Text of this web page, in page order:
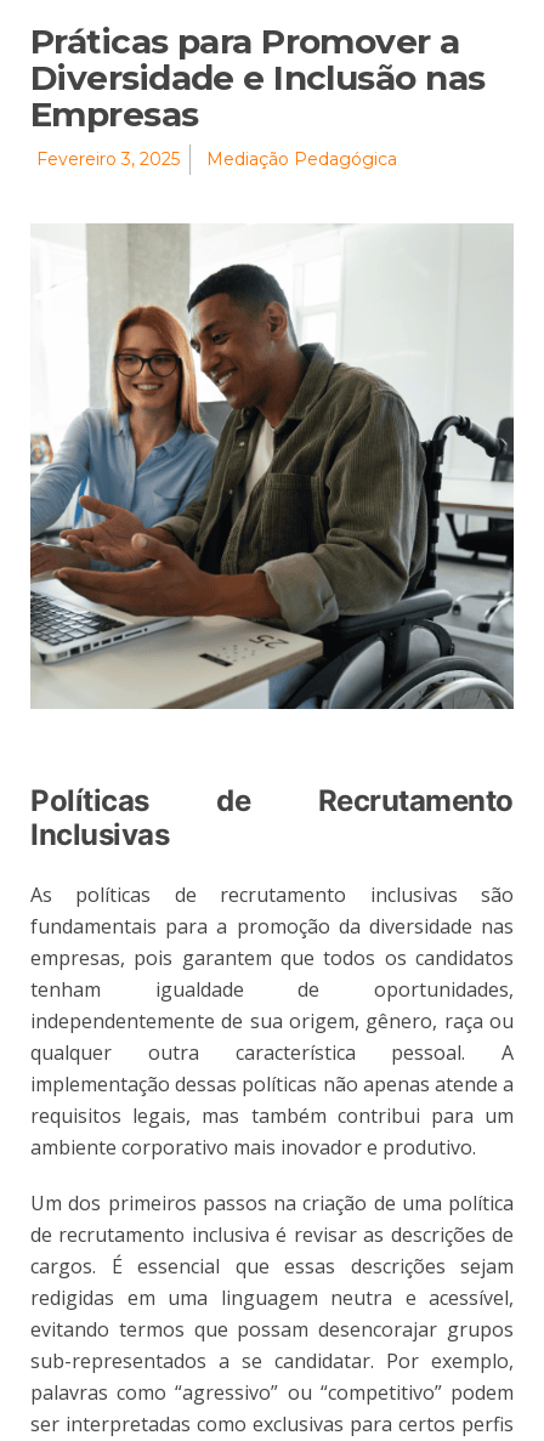
Práticas para Promover a
Diversidade e Inclusão nas
Empresas
Fevereiro 3, 2025 Mediação Pedagógica
Políticas de Recrutamento
Inclusivas
As políticas de recrutamento inclusivas são
fundamentais para a promoção da diversidade nas
empresas, pois garantem que todos os candidatos
tenham igualdade de oportunidades,
independentemente de sua origem, gênero, raça ou
qualquer outra característica pessoal. A
implementação dessas políticas não apenas atende a
requisitos legais, mas também contribui para um
ambiente corporativo mais inovador e produtivo.
Um dos primeiros passos na criação de uma política
de recrutamento inclusiva é revisar as descrições de
cargos. É essencial que essas descrições sejam
redigidas em uma linguagem neutra e acessível,
evitando termos que possam desencorajar grupos
sub-representados a se candidatar. Por exemplo,
palavras como “agressivo” ou “competitivo” podem
ser interpretadas como exclusivas para certos perfis